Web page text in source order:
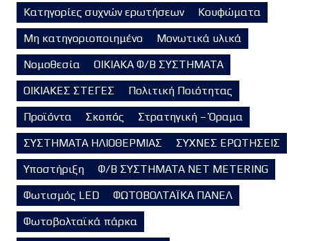
Κατηγορίες συχνών ερωτήσεων
Κουφώματα
Μη κατηγοριοποιημένο
Μονωτικά υλικά
Νομοθεσία
ΟΙΚΙΑΚΑ Φ/Β ΣΥΣΤΗΜΑΤΑ
ΟΙΚΙΑΚΕΣ ΣΤΕΓΕΣ
Πολιτική Ποιότητας
Προϊόντα
Σκοπός
Στρατηγική – Όραμα
ΣΥΣΤΗΜΑΤΑ ΗΛΙΟΘΕΡΜΙΑΣ
ΣΥΧΝΕΣ ΕΡΩΤΗΣΕΙΣ
Υποστήριξη
Φ/Β ΣΥΣΤΗΜΑΤΑ NET METERING
Φωτισμός LED
ΦΩΤΟΒΟΛΤΑΪΚΑ ΠΑΝΕΛ
Φωτοβολταϊκά πάρκα